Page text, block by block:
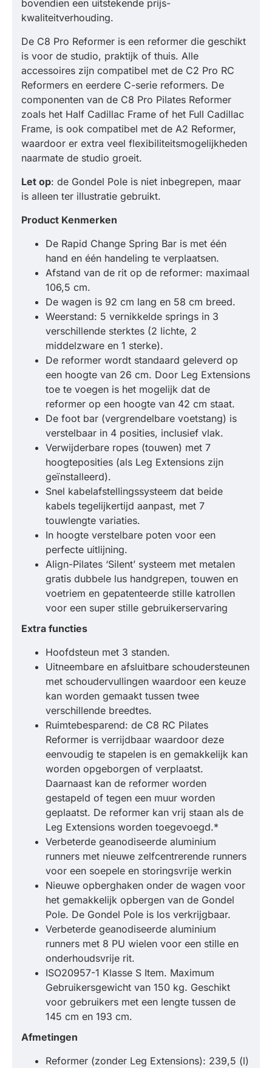
bovendien een uitstekende prijs-
kwaliteitverhouding.
De C8 Pro Reformer is een reformer die geschikt
is voor de studio, praktijk of thuis. Alle
accessoires zijn compatibel met de C2 Pro RC
Reformers en eerdere C-serie reformers. De
componenten van de C8 Pro Pilates Reformer
zoals het Half Cadillac Frame of het Full Cadillac
Frame, is ook compatibel met de A2 Reformer,
waardoor er extra veel flexibiliteitsmogelijkheden
naarmate de studio groeit.
Let op: de Gondel Pole is niet inbegrepen, maar
is alleen ter illustratie gebruikt.
Product Kenmerken
De Rapid Change Spring Bar is met één
hand en één handeling te verplaatsen.
Afstand van de rit op de reformer: maximaal
106,5 cm.
De wagen is 92 cm lang en 58 cm breed.
Weerstand: 5 vernikkelde springs in 3
verschillende sterktes (2 lichte, 2
middelzware en 1 sterke).
De reformer wordt standaard geleverd op
een hoogte van 26 cm. Door Leg Extensions
toe te voegen is het mogelijk dat de
reformer op een hoogte van 42 cm staat.
De foot bar (vergrendelbare voetstang) is
verstelbaar in 4 posities, inclusief vlak.
Verwijderbare ropes (touwen) met 7
hoogteposities (als Leg Extensions zijn
geïnstalleerd).
Snel kabelafstellingssysteem dat beide
kabels tegelijkertijd aanpast, met 7
touwlengte variaties.
In hoogte verstelbare poten voor een
perfecte uitlijning.
Align-Pilates ‘Silent’ systeem met metalen
gratis dubbele lus handgrepen, touwen en
voetriem en gepatenteerde stille katrollen
voor een super stille gebruikerservaring
Extra functies
Hoofdsteun met 3 standen.
Uitneembare en afsluitbare schoudersteunen
met schoudervullingen waardoor een keuze
kan worden gemaakt tussen twee
verschillende breedtes.
Ruimtebesparend: de C8 RC Pilates
Reformer is verrijdbaar waardoor deze
eenvoudig te stapelen is en gemakkelijk kan
worden opgeborgen of verplaatst.
Daarnaast kan de reformer worden
gestapeld of tegen een muur worden
geplaatst. De reformer kan vrij staan als de
Leg Extensions worden toegevoegd.*
Verbeterde geanodiseerde aluminium
runners met nieuwe zelfcentrerende runners
voor een soepele en storingsvrije werkin
Nieuwe opberghaken onder de wagen voor
het gemakkelijk opbergen van de Gondel
Pole. De Gondel Pole is los verkrijgbaar.
Verbeterde geanodiseerde aluminium
runners met 8 PU wielen voor een stille en
onderhoudsvrije rit.
ISO20957-1 Klasse S Item. Maximum
Gebruikersgewicht van 150 kg. Geschikt
voor gebruikers met een lengte tussen de
145 cm en 193 cm.
Afmetingen
Reformer (zonder Leg Extensions): 239,5 (l)